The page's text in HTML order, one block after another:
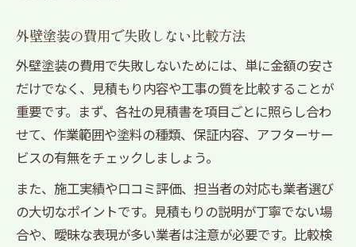
外壁塗装の費用で失敗しない比較方法
外壁塗装の費用で失敗しないためには、単に金額の安さ
だけでなく、見積もり内容や工事の質を比較することが
重要です。まず、各社の見積書を項目ごとに照らし合わ
せて、作業範囲や塗料の種類、保証内容、アフターサー
ビスの有無をチェックしましょう。
また、施工実績や口コミ評価、担当者の対応も業者選び
の大切なポイントです。見積もりの説明が丁寧でない場
合や、曖昧な表現が多い業者は注意が必要です。比較検